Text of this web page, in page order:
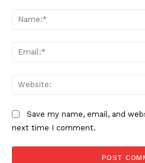
Save my name, email, and
next time I comment.